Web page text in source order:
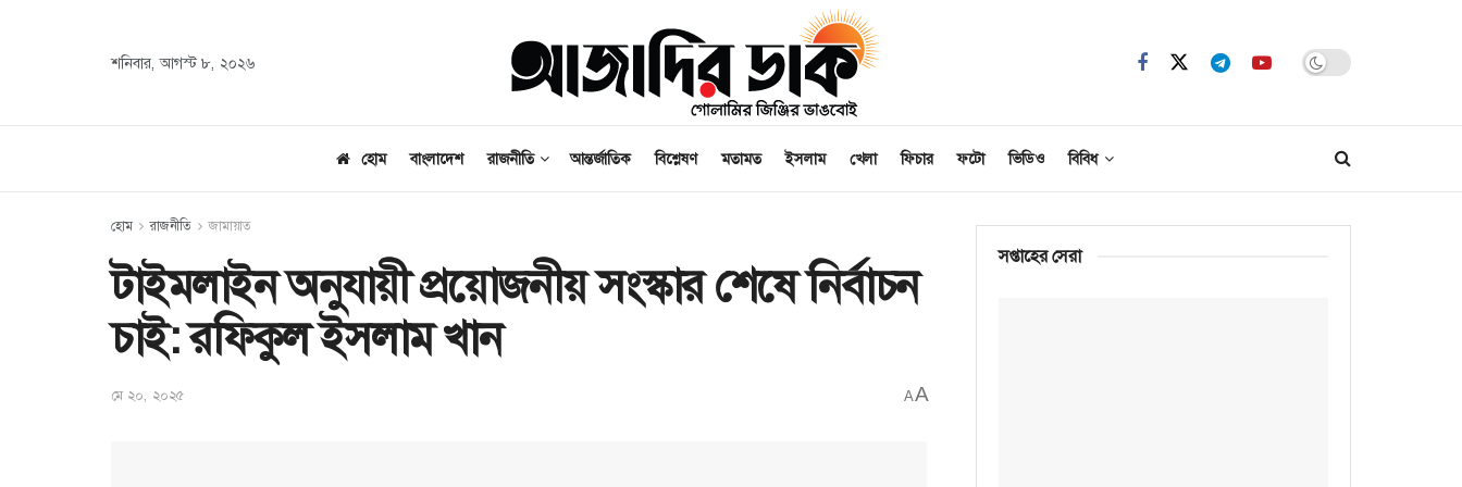
শনিবার, আগস্ট ৮, ২০২৬
হোম বাংলাদেশ রাজনীতি আন্তর্জাতিক বিশ্লেষণ মতামত ইসলাম খেলা ফিচার ফটো ভিডিও বিবিধ
হোম রাজনীতি জামায়াত
টাইমলাইন অনুযায়ী প্রয়োজনীয় সংস্কার শেষে নির্বাচন
চাই: রফিকুল ইসলাম খান
মে ২০, ২০২৫ AA
সপ্তাহের সেরা